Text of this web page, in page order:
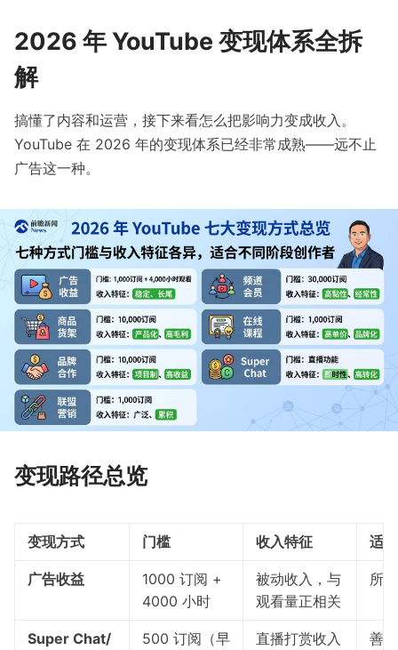
2026 年 YouTube 变现体系全拆
解
搞懂了内容和运营，接下来看怎么把影响力变成收入。
YouTube 在 2026 年的变现体系已经非常成熟——远不止
广告这一种。
变现路径总览
变现方式 门槛 收入特征 适
广告收益
1000 订阅 +
4000 小时
被动收入，与
观看量正相关
所
Super Chat/
500 订阅（早
直播打赏收入
善